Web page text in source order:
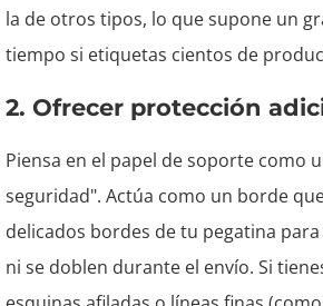
la de otros tipos, lo que supone un
tiempo si etiquetas cientos de
2. Ofrecer protección
Piensa en el papel de soporte como
seguridad". Actúa como un borde
delicados bordes de tu pegatina
ni se doblen durante el envío. Si